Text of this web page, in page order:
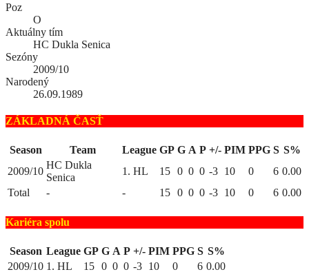
Poz
O
Aktuálny tím
HC Dukla Senica
Sezóny
2009/10
Narodený
26.09.1989
ZÁKLADNÁ ČASŤ
Season Team League GP G A P +/- PIM PPG S S%
2009/10
HC Dukla
Senica
1. HL 15 0 0 0 -3 10 0 6 0.00
Total
- - 15 0 0 0 -3 10 0 6 0.00
Kariéra spolu
Season League GP G A P +/- PIM PPG S S%
2009/10 1. HL 15 0 0 0 -3 10 0 6 0.00